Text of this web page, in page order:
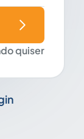
quiser